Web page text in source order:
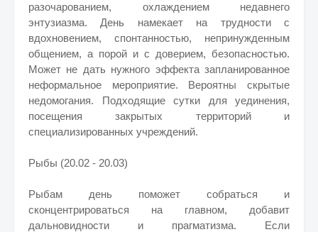
разочарованием, охлаждением недавнего
энтузиазма. День намекает на трудности с
вдохновением, спонтанностью, непринужденным
общением, а порой и с доверием, безопасностью.
Может не дать нужного эффекта запланированное
неформальное мероприятие. Вероятны скрытые
недомогания. Подходящие сутки для уединения,
посещения закрытых территорий и
специализированных учреждений.
Рыбы (20.02 - 20.03)
Рыбам день поможет собраться и
сконцентрироваться на главном, добавит
дальновидности и прагматизма. Если